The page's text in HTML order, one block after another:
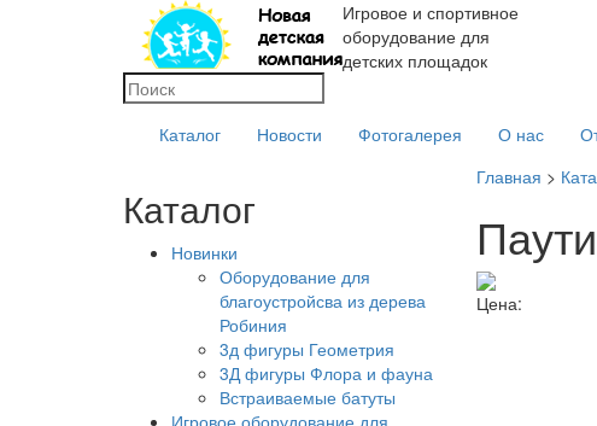
Игровое и спортивное
оборудование для
детских площадок
Каталог Новости Фотогалерея О нас
Каталог
Новинки
Оборудование для
благоустройсва из дерева
Робиния
3д фигуры Геометрия
3Д фигуры Флора и фауна
Встраиваемые батуты
Игровое оборудование для
Главная >
Цена: